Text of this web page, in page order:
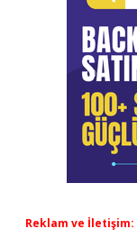
Reklam ve İletişim: